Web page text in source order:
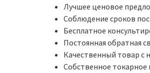
Лучшее ценовое
Соблюдение сроков
Бесплатное
Постоянная обратная
Качественный товар с
Собственное токарное